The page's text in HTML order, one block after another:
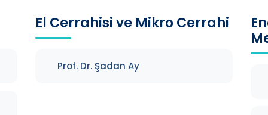
El Cerrahisi ve Mikro Cerrahi
Prof. Dr. Şadan Ay